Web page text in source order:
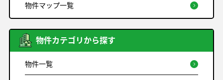
物件マップ一覧
物件カテゴリから探す
物件一覧